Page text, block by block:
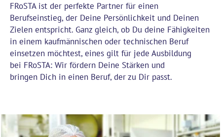
FRoSTA ist der perfekte Partner für einen
Berufseinstieg, der Deine Persönlichkeit und Deinen
Zielen entspricht. Ganz gleich, ob Du deine Fähigkeiten
in einem kaufmännischen oder technischen Beruf
einsetzen möchtest, eines gilt für jede Ausbildung
bei FRoSTA: Wir fördern Deine Stärken und
bringen Dich in einen Beruf, der zu Dir passt.